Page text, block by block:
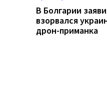
В Болгарии
взорвался
дрон-приманка